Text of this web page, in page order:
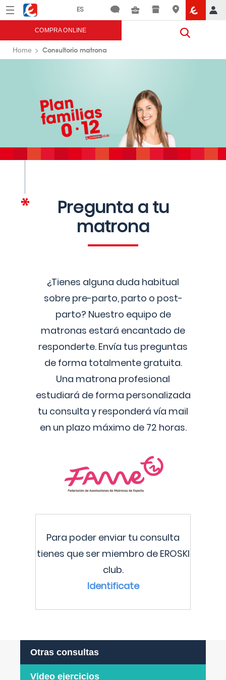
Menú Eroski
COMPRA ONLINE
Home Consultorio matrona
Pregunta a tu
matrona
¿Tienes alguna duda habitual
sobre pre-parto, parto o post-
parto? Nuestro equipo de
matronas estará encantado de
responderte. Envía tus preguntas
de forma totalmente gratuita.
Una matrona profesional
estudiará de forma personalizada
tu consulta y responderá vía mail
en un plazo máximo de 72 horas.
Para poder enviar tu consulta
tienes que ser miembro de EROSKI
club.
Identificate
Otras consultas
Video ejercicios